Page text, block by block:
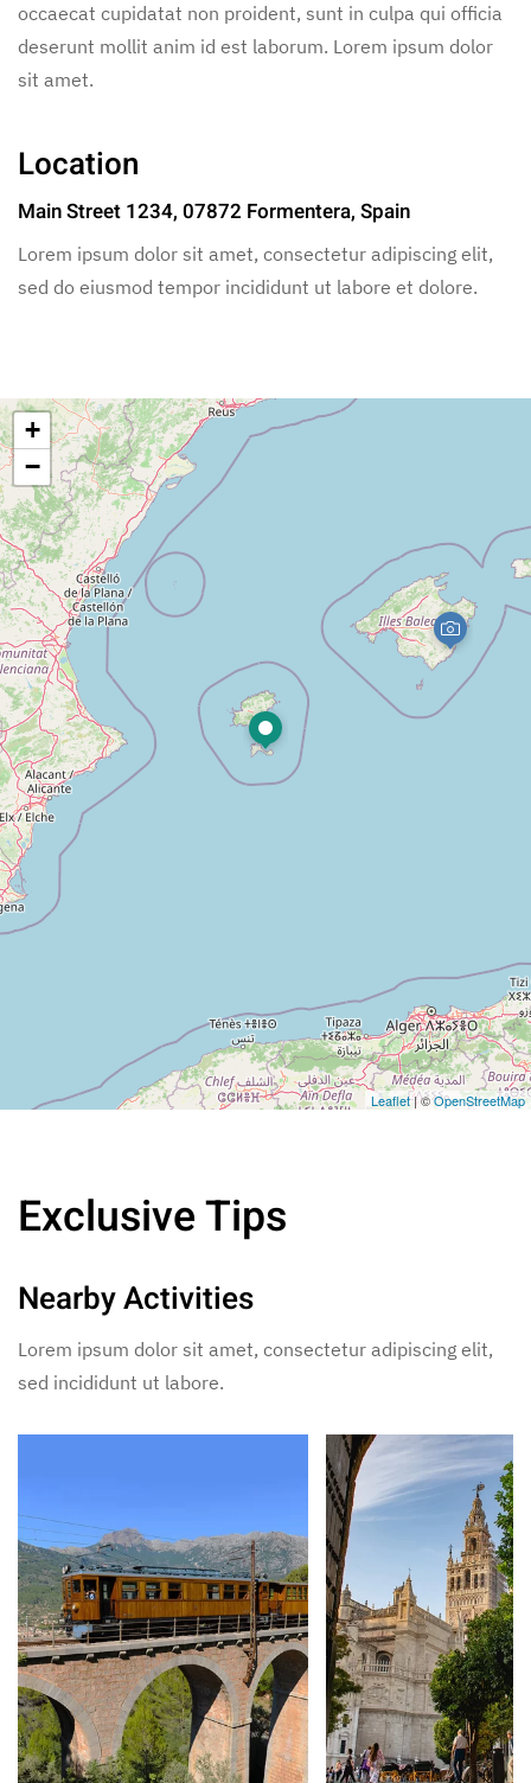
occaecat cupidatat non proident, sunt in culpa qui officia
deserunt mollit anim id est laborum. Lorem ipsum dolor
sit amet.
Location
Main Street 1234, 07872 Formentera, Spain
Lorem ipsum dolor sit amet, consectetur adipiscing elit,
sed do eiusmod tempor incididunt ut labore et dolore.
+
−
Leaflet| ©OpenStreetMap
Exclusive Tips
Nearby Activities
Lorem ipsum dolor sit amet, consectetur adipiscing elit,
sed incididunt ut labore.